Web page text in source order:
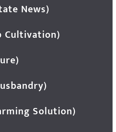
News)
Cultivation)
Solution)